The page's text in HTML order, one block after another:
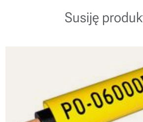
Susiję